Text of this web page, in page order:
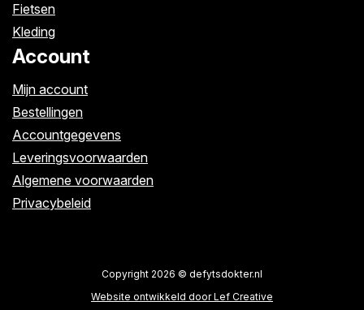
Fietsen
Kleding
Account
Mijn account
Bestellingen
Accountgegevens
Leveringsvoorwaarden
Algemene voorwaarden
Privacybeleid
Copyright 2026 © defytsdokter.nl
Website ontwikkeld door Lef Creative